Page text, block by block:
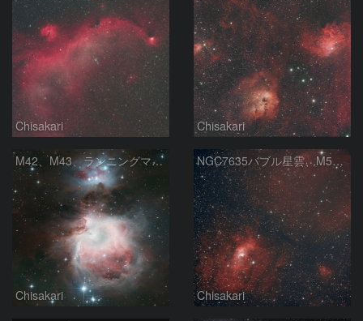
Chisakari Chisakari
M42、M43、ランニングマン星雲
Chisakari
NGC7635バブル星雲、M52散開星団、NGC7538散光星雲
Chisakari